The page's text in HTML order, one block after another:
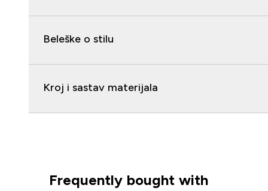
Beleške o stilu
Kroj i sastav materijala
Frequently bought with